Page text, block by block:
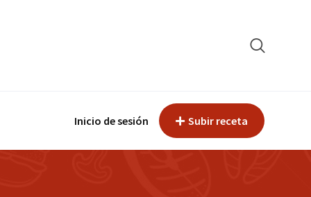
Inicio de sesión Subir receta